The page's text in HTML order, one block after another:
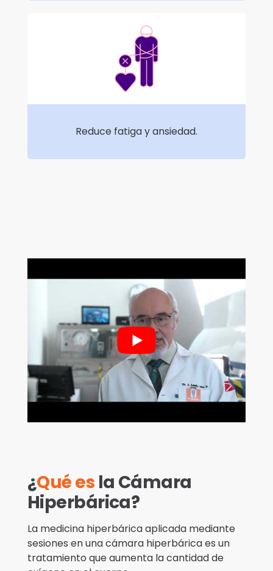
Reduce fatiga y ansiedad.
¿Qué es la Cámara
Hiperbárica?
La medicina hiperbárica aplicada mediante
sesiones en una cámara hiperbárica es un
tratamiento que aumenta la cantidad de